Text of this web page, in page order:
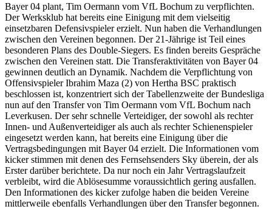
Bayer 04 plant, Tim Oermann vom VfL Bochum zu verpflichten.
Der Werksklub hat bereits eine Einigung mit dem vielseitig
einsetzbaren Defensivspieler erzielt. Nun haben die Verhandlungen
zwischen den Vereinen begonnen. Der 21-Jährige ist Teil eines
besonderen Plans des Double-Siegers. Es finden bereits Gespräche
zwischen den Vereinen statt. Die Transferaktivitäten von Bayer 04
gewinnen deutlich an Dynamik. Nachdem die Verpflichtung von
Offensivspieler Ibrahim Maza (2) von Hertha BSC praktisch
beschlossen ist, konzentriert sich der Tabellenzweite der Bundesliga
nun auf den Transfer von Tim Oermann vom VfL Bochum nach
Leverkusen. Der sehr schnelle Verteidiger, der sowohl als rechter
Innen- und Außenverteidiger als auch als rechter Schienenspieler
eingesetzt werden kann, hat bereits eine Einigung über die
Vertragsbedingungen mit Bayer 04 erzielt. Die Informationen vom
kicker stimmen mit denen des Fernsehsenders Sky überein, der als
Erster darüber berichtete. Da nur noch ein Jahr Vertragslaufzeit
verbleibt, wird die Ablösesumme voraussichtlich gering ausfallen.
Den Informationen des kicker zufolge haben die beiden Vereine
mittlerweile ebenfalls Verhandlungen über den Transfer begonnen.